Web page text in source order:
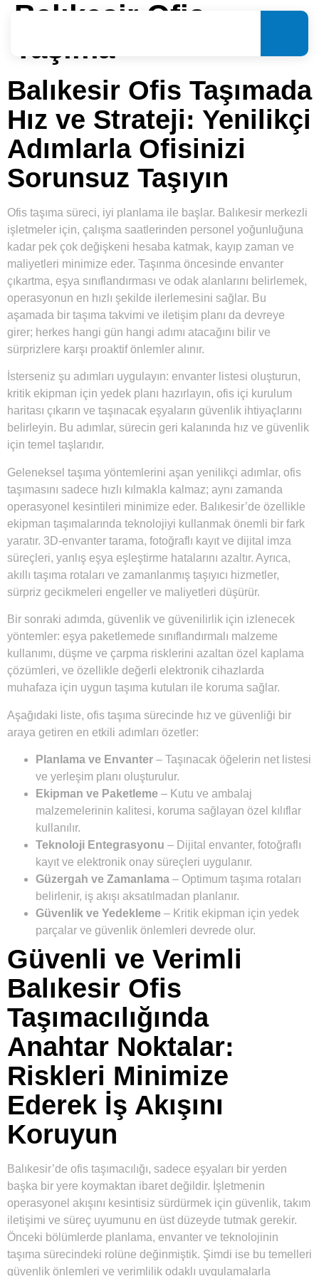
Balıkesir Ofis
Taşıma
Balıkesir Ofis Taşımada
Hız ve Strateji: Yenilikçi
Adımlarla Ofisinizi
Sorunsuz Taşıyın
Ofis taşıma süreci, iyi planlama ile başlar. Balıkesir merkezli
işletmeler için, çalışma saatlerinden personel yoğunluğuna
kadar pek çok değişkeni hesaba katmak, kayıp zaman ve
maliyetleri minimize eder. Taşınma öncesinde envanter
çıkartma, eşya sınıflandırması ve odak alanlarını belirlemek,
operasyonun en hızlı şekilde ilerlemesini sağlar. Bu
aşamada bir taşıma takvimi ve iletişim planı da devreye
girer; herkes hangi gün hangi adımı atacağını bilir ve
sürprizlere karşı proaktif önlemler alınır.
İsterseniz şu adımları uygulayın: envanter listesi oluşturun,
kritik ekipman için yedek planı hazırlayın, ofis içi kurulum
haritası çıkarın ve taşınacak eşyaların güvenlik ihtiyaçlarını
belirleyin. Bu adımlar, sürecin geri kalanında hız ve güvenlik
için temel taşlarıdır.
Geleneksel taşıma yöntemlerini aşan yenilikçi adımlar, ofis
taşımasını sadece hızlı kılmakla kalmaz; aynı zamanda
operasyonel kesintileri minimize eder. Balıkesir’de özellikle
ekipman taşımalarında teknolojiyi kullanmak önemli bir fark
yaratır. 3D-envanter tarama, fotoğraflı kayıt ve dijital imza
süreçleri, yanlış eşya eşleştirme hatalarını azaltır. Ayrıca,
akıllı taşıma rotaları ve zamanlanmış taşıyıcı hizmetler,
sürpriz gecikmeleri engeller ve maliyetleri düşürür.
Bir sonraki adımda, güvenlik ve güvenilirlik için izlenecek
yöntemler: eşya paketlemede sınıflandırmalı malzeme
kullanımı, düşme ve çarpma risklerini azaltan özel kaplama
çözümleri, ve özellikle değerli elektronik cihazlarda
muhafaza için uygun taşıma kutuları ile koruma sağlar.
Aşağıdaki liste, ofis taşıma sürecinde hız ve güvenliği bir
araya getiren en etkili adımları özetler:
Planlama ve Envanter – Taşınacak öğelerin net listesi
ve yerleşim planı oluşturulur.
Ekipman ve Paketleme – Kutu ve ambalaj
malzemelerinin kalitesi, koruma sağlayan özel kılıflar
kullanılır.
Teknoloji Entegrasyonu – Dijital envanter, fotoğraflı
kayıt ve elektronik onay süreçleri uygulanır.
Güzergah ve Zamanlama – Optimum taşıma rotaları
belirlenir, iş akışı aksatılmadan planlanır.
Güvenlik ve Yedekleme – Kritik ekipman için yedek
parçalar ve güvenlik önlemleri devrede olur.
Güvenli ve Verimli
Balıkesir Ofis
Taşımacılığında
Anahtar Noktalar:
Riskleri Minimize
Ederek İş Akışını
Koruyun
Balıkesir’de ofis taşımacılığı, sadece eşyaları bir yerden
başka bir yere koymaktan ibaret değildir. İşletmenin
operasyonel akışını kesintisiz sürdürmek için güvenlik, takım
iletişimi ve süreç uyumunu en üst düzeyde tutmak gerekir.
Önceki bölümlerde planlama, envanter ve teknolojinin
taşıma sürecindeki rolüne değinmiştik. Şimdi ise bu temelleri
güvenlik önlemleri ve verimlilik odaklı uygulamalarla